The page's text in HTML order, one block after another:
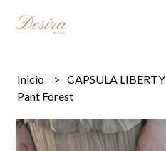
Inicio CAPSULA LIBERTY
Pant Forest